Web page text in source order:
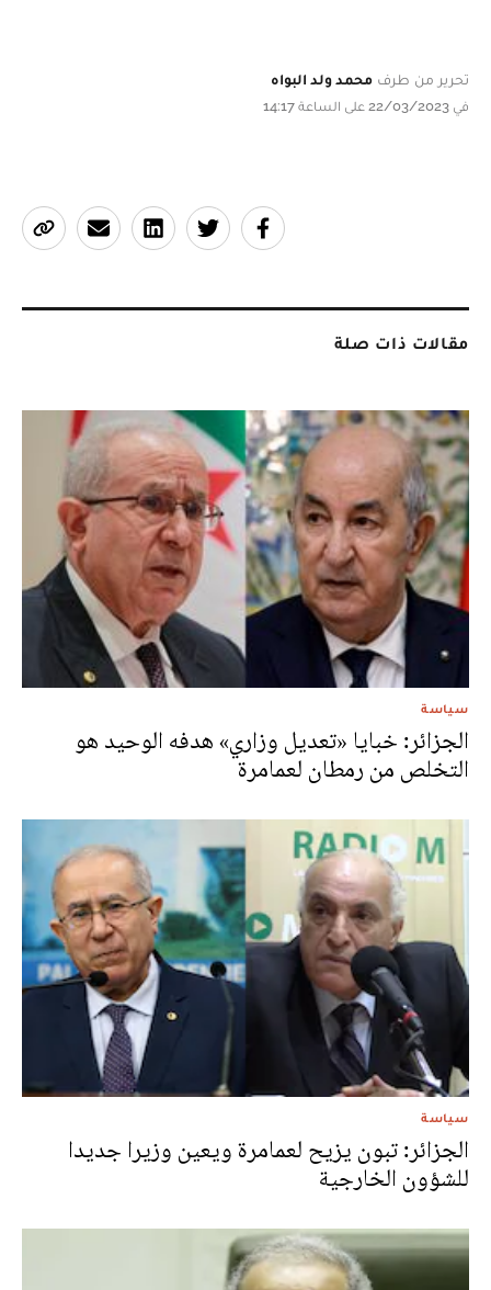
تحرير من طرف محمد ولد البواه
في 22/03/2023 على الساعة 14:17
مقالات ذات صلة
سياسة
الجزائر: خبايا «تعديل وزاري» هدفه الوحيد هو
التخلص من رمطان لعمامرة
سياسة
الجزائر: تبون يزيح لعمامرة ويعين وزيرا جديدا
للشؤون الخارجية